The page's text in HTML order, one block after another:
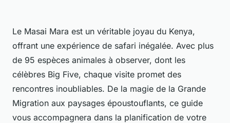
Le Masai Mara est un véritable joyau du Kenya,
offrant une expérience de safari inégalée. Avec plus
de 95 espèces animales à observer, dont les
célèbres Big Five, chaque visite promet des
rencontres inoubliables. De la magie de la Grande
Migration aux paysages époustouflants, ce guide
vous accompagnera dans la planification de votre